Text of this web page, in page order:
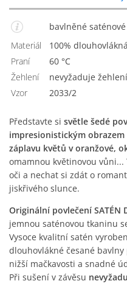
bavlněné
Materiál
100%
Praní
60 °C
Žehlení
nevyžaduje žehlení
Vzor
2033/2
Představte si světle šedé
impresionistickým
záplavu květů v oranžové,
omamnou květinovou vůni...
oči a nechat si zdát o
jiskřivého slunce.
Originální povlečení SATÉN
jemnou saténovou tkaninu
Vysoce kvalitní satén
dlouhovlákné česané
nižší mačkavosti a snadné
Při sušení v závěsu